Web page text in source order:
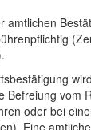
amtlichen
Befreiung vom
oder bei
Eine